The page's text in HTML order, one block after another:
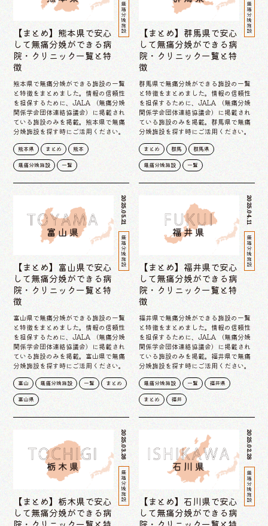
無痛分娩施設
【まとめ】熊本県で安心
して無痛分娩ができる病
院・クリニック一覧と特
徴
熊本県で無痛分娩ができる施設の一覧
と特徴をまとめました。情報の信頼性
を担保するために、JALA （無痛分娩
関係学会団体連絡協議会）に掲載され
ている施設のみを掲載。熊本県で無痛
分娩施設を探す時にご活用ください。
熊本県 まとめ 熊本
無痛分娩施設 一覧
無痛分娩施設
【まとめ】群馬県で安心
して無痛分娩ができる病
院・クリニック一覧と特
徴
群馬県で無痛分娩ができる施設の一覧
と特徴をまとめました。情報の信頼性
を担保するために、JALA （無痛分娩
関係学会団体連絡協議会）に掲載され
ている施設のみを掲載。群馬県で無痛
分娩施設を探す時にご活用ください。
まとめ 群馬 群馬県
無痛分娩施設 一覧
2025.05.21
無痛分娩施設
【まとめ】富山県で安心
して無痛分娩ができる病
院・クリニック一覧と特
徴
富山県で無痛分娩ができる施設の一覧
と特徴をまとめました。情報の信頼性
を担保するために、JALA （無痛分娩
関係学会団体連絡協議会）に掲載され
ている施設のみを掲載。富山県で無痛
分娩施設を探す時にご活用ください。
富山 無痛分娩施設 一覧 まとめ
富山県
2025.04.11
無痛分娩施設
【まとめ】福井県で安心
して無痛分娩ができる病
院・クリニック一覧と特
徴
福井県で無痛分娩ができる施設の一覧
と特徴をまとめました。情報の信頼性
を担保するために、JALA （無痛分娩
関係学会団体連絡協議会）に掲載され
ている施設のみを掲載。福井県で無痛
分娩施設を探す時にご活用ください。
無痛分娩施設 一覧 福井県
まとめ 福井
2025.03.26
無痛分娩施設
【まとめ】栃木県で安心
して無痛分娩ができる病
2025.02.28
無痛分娩施設
【まとめ】石川県で安心
して無痛分娩ができる病